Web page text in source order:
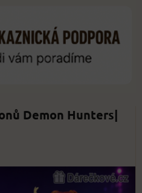
Demon Hunters|